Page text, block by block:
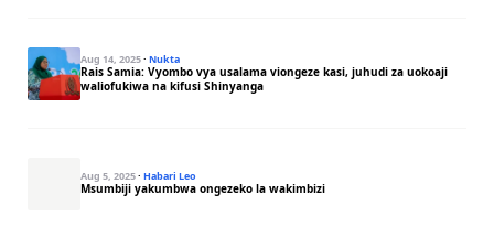
Aug 14, 2025· Nukta
Rais Samia: Vyombo vya usalama viongeze kasi, juhudi za uokoaji
waliofukiwa na kifusi Shinyanga
Aug 5, 2025· Habari Leo
Msumbiji yakumbwa ongezeko la wakimbizi